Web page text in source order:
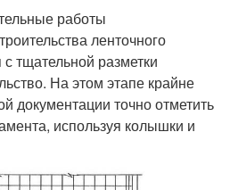
работы
ленточного
тщательной разметки
На этом этапе крайне
документации точно отметить
используя колышки и